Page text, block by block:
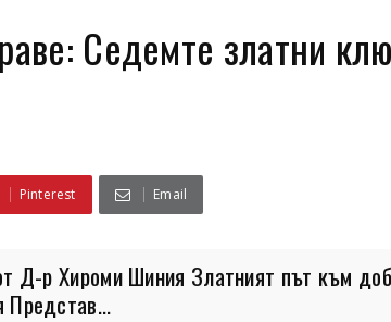
Седемте златни
Pinterest Email
Д-р Хироми Шиния Златният път към